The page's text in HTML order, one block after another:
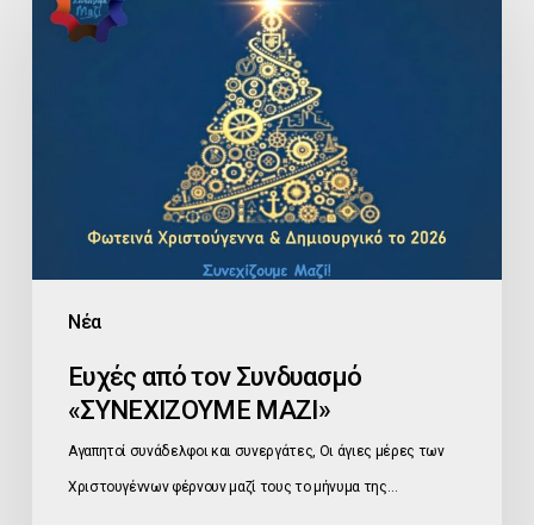
Νέα
από
Ευχές από τον Συνδυασμό
«ΣΥΝΕΧΙΖΟΥΜΕ ΜΑΖΙ»
Αγαπητοί συνάδελφοι και συνεργάτες, Οι άγιες μέρες των
Χριστουγέννων φέρνουν μαζί τους το μήνυμα της…